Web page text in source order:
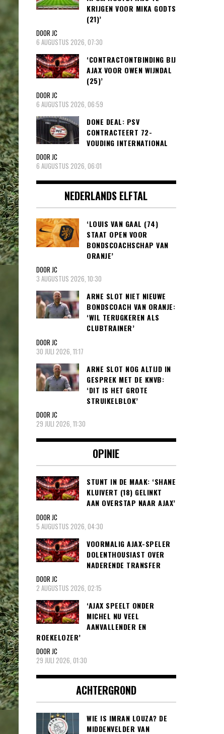
KRIJGEN VOOR MIKA GODTS
(21)’
DOOR JC
6 AUGUSTUS 2026, 07:30
‘CONTRACTONTBINDING BIJ
AJAX VOOR OWEN WIJNDAL
(25)’
DOOR JC
6 AUGUSTUS 2026, 06:59
DONE DEAL: PSV
CONTRACTEERT 72-
VOUDING INTERNATIONAL
DOOR JC
6 AUGUSTUS 2026, 06:01
NEDERLANDS ELFTAL
‘LOUIS VAN GAAL (74)
STAAT OPEN VOOR
BONDSCOACHSCHAP VAN
ORANJE’
DOOR JC
3 AUGUSTUS 2026, 10:30
ARNE SLOT NIET NIEUWE
BONDSCOACH VAN ORANJE:
‘WIL TERUGKEREN ALS
CLUBTRAINER’
DOOR JC
30 JULI 2026, 11:17
ARNE SLOT NOG ALTIJD IN
GESPREK MET DE KNVB:
‘DIT IS HET GROTE
STRUIKELBLOK’
DOOR JC
29 JULI 2026, 11:30
OPINIE
STUNT IN DE MAAK: ‘SHANE
KLUIVERT (18) GELINKT
AAN OVERSTAP NAAR AJAX’
DOOR JC
5 AUGUSTUS 2026, 04:30
VOORMALIG AJAX-SPELER
DOLENTHOUSIAST OVER
NADERENDE TRANSFER
DOOR JC
2 AUGUSTUS 2026, 02:15
‘AJAX SPEELT ONDER
MICHEL NU VEEL
AANVALLENDER EN
ROEKELOZER’
DOOR JC
29 JULI 2026, 01:30
ACHTERGROND
WIE IS IMRAN LOUZA? DE
MIDDENVELDER VAN